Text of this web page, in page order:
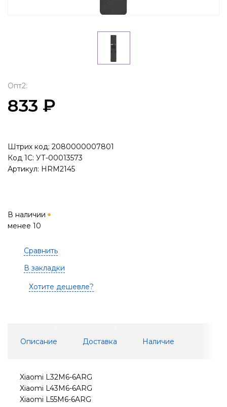
Опт2:
833 ₽
Штрих код: 2080000007801
Код 1С: УТ-00013573
Артикул: HRM2145
В наличии
менее 10
Сравнить
В закладки
Хотите дешевле?
Описание Доставка Наличие
Xiaomi L32M6-6ARG
Xiaomi L43M6-6ARG
Xiaomi L55M6-6ARG